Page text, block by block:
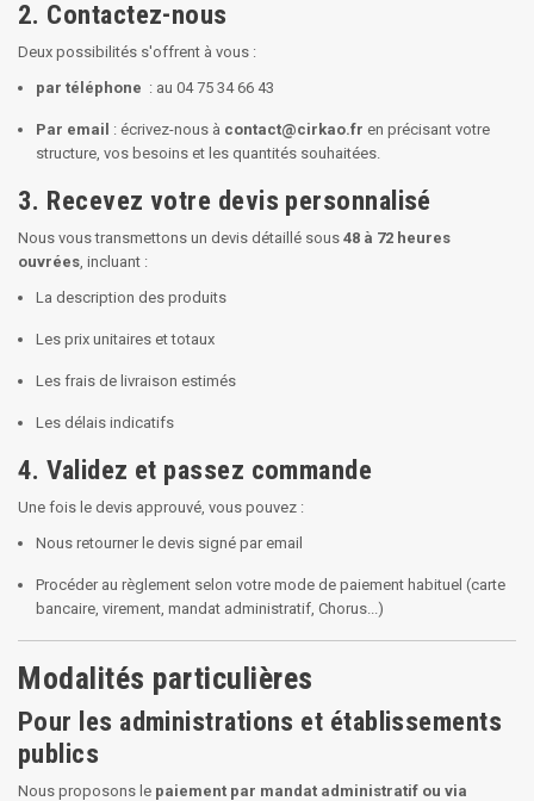
2. Contactez-nous
Deux possibilités s'offrent à vous :
par téléphone : au 04 75 34 66 43
Par email : écrivez-nous à contact@cirkao.fr en précisant votre
structure, vos besoins et les quantités souhaitées.
3. Recevez votre devis personnalisé
Nous vous transmettons un devis détaillé sous 48 à 72 heures
ouvrées, incluant :
La description des produits
Les prix unitaires et totaux
Les frais de livraison estimés
Les délais indicatifs
4. Validez et passez commande
Une fois le devis approuvé, vous pouvez :
Nous retourner le devis signé par email
Procéder au règlement selon votre mode de paiement habituel (carte
bancaire, virement, mandat administratif, Chorus...)
Modalités particulières
Pour les administrations et établissements
publics
Nous proposons le paiement par mandat administratif ou via